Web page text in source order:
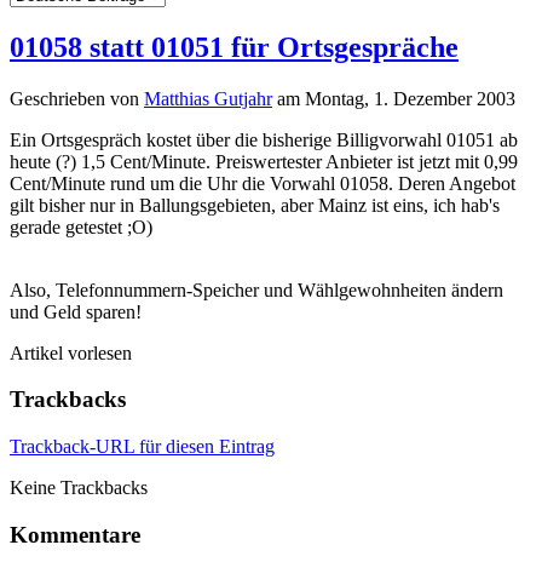
01058 statt 01051 für Ortsgespräche
Geschrieben von Matthias Gutjahram Montag, 1. Dezember 2003
Ein Ortsgespräch kostet über die bisherige Billigvorwahl 01051 ab
heute (?) 1,5 Cent/Minute. Preiswertester Anbieter ist jetzt mit 0,99
Cent/Minute rund um die Uhr die Vorwahl 01058. Deren Angebot
gilt bisher nur in Ballungsgebieten, aber Mainz ist eins, ich hab's
gerade getestet ;O)
Also, Telefonnummern-Speicher und Wählgewohnheiten ändern
und Geld sparen!
Artikel vorlesen
Trackbacks
Trackback-URL für diesen Eintrag
Keine Trackbacks
Kommentare